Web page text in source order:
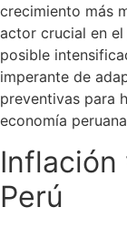
crecimiento más
actor crucial en
posible
imperante de
preventivas para
economía
Inflación
Perú